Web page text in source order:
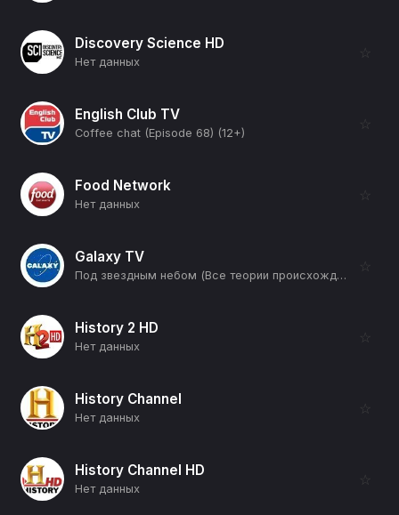
Discovery Science HD
Нет данных
☆
English Club TV
Coffee chat (Episode 68) (12+)
☆
Food Network
Нет данных
☆
Galaxy TV
Под звездным небом (Все теории происхождения Вселенной. Часть 5-я) (12+)
☆
History 2 HD
Нет данных
☆
History Channel
Нет данных
☆
History Channel HD
Нет данных
☆